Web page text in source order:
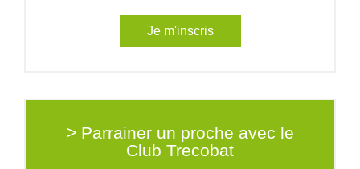
Je m'inscris
> Parrainer un proche avec le
Club Trecobat